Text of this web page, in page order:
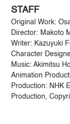
STAFF
Original Work:
Director: Makoto
Writer: Kazuyuki
Character
Music: Akimitsu
Animation
Production: NHK
Production,